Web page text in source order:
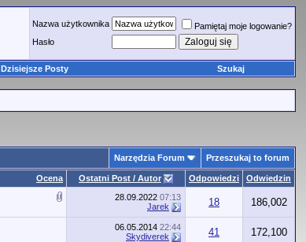
Nazwa użytkownika
Pamiętaj moje logowanie?
Hasło
Dzisiejsze Posty Szukaj
Narzędzia Forum Przeszukaj to forum
Ocena Ostatni Post / Autor Odpowiedzi Odwiedzin
28.09.2022 07:13
Jarek
18 186,002
06.05.2014 22:44
Skydiverek
41 172,100